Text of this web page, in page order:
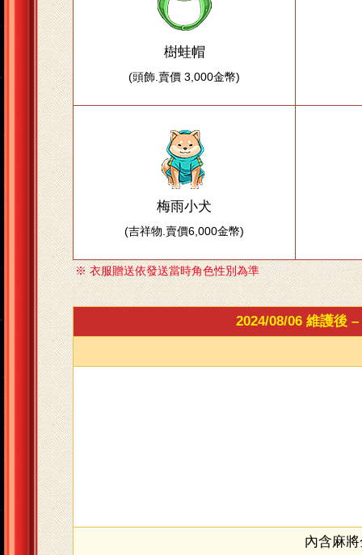
樹蛙帽
(頭飾.賣價 3,000金幣)
梅雨小犬
(吉祥物.賣價6,000金幣)
※ 衣服贈送依發送當時角色性別為準
2024/08/06 維護後
內含麻